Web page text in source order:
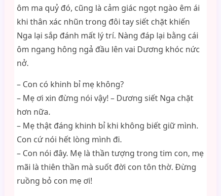
ôm ma quỷ đó, cũng là cảm giác ngọt ngào êm ái
khi thân xác nhũn trong đôi tay siết chặt khiến
Nga lại sắp đánh mất lý trí. Nàng đáp lại bằng cái
ôm ngang hông ngả đầu lên vai Dương khóc nức
nở.
– Con có khinh bỉ mẹ không?
– Mẹ ơi xin đừng nói vậy! – Dương siết Nga chặt
hơn nữa.
– Mẹ thật đáng khinh bỉ khi không biết giữ mình.
Con cứ nói hết lòng mình đi.
– Con nói đây. Mẹ là thần tượng trong tim con, mẹ
mãi là thiên thần mà suốt đời con tôn thờ. Đừng
ruồng bỏ con mẹ ơi!